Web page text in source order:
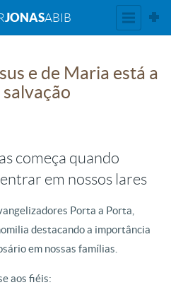
JONASABIB
e de Maria está a
salvação
começa quando
em nossos lares
Porta a Porta,
destacando a importância
em nossas famílias.
aos fiéis: